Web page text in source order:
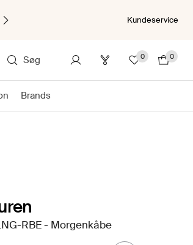
Kundeservice
Søg 0 0
Brands
RBE - Morgenkåbe